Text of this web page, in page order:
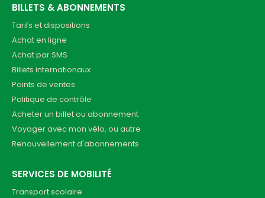
BILLETS & ABONNEMENTS
Tarifs et dispositions
Achat en ligne
Achat par SMS
Billets internationaux
Points de ventes
Politique de contrôle
Acheter un billet ou abonnement
Voyager avec mon vélo, ou autre
Renouvellement d'abonnements
SERVICES DE MOBILITÉ
Transport scolaire